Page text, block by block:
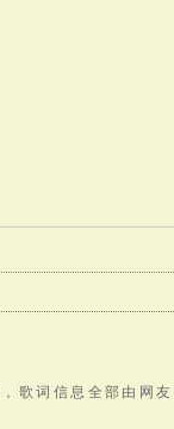
， 歌词 信息全部由网友